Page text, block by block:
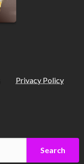
Privacy Policy